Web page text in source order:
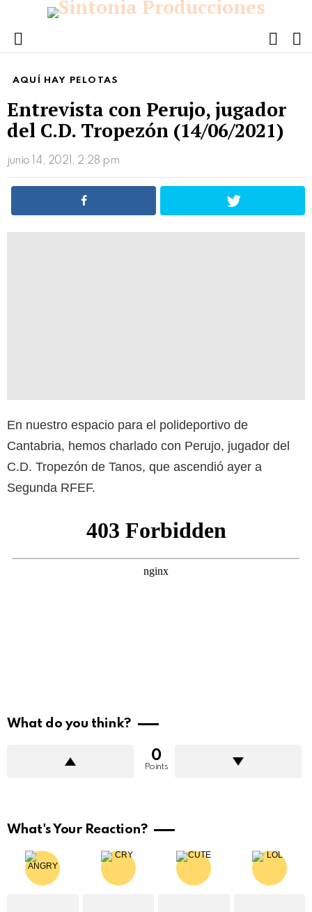
Menu
AQUÍ HAY PELOTAS
Entrevista con Perujo, jugador
del C.D. Tropezón (14/06/2021)
junio 14, 2021, 2:28 pm
En nuestro espacio para el polideportivo de
Cantabria, hemos charlado con Perujo, jugador del
C.D. Tropezón de Tanos, que ascendió ayer a
Segunda RFEF.
What do you think?
0
Points
What's Your Reaction?